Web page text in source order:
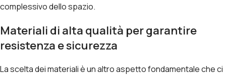
complessivo dello spazio.
Materiali di alta qualità per garantire
resistenza e sicurezza
La scelta dei materiali è un altro aspetto fondamentale che ci